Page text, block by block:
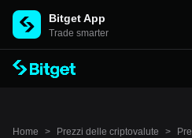
Bitget App
Trade smarter
Home > Prezzi delle criptovalute >